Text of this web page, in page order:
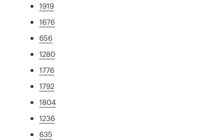
1919
1676
656
1280
1776
1792
1804
1236
635